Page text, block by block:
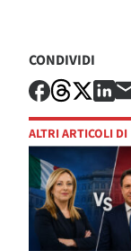
CONDIVIDI
ALTRI ARTICOLI DI